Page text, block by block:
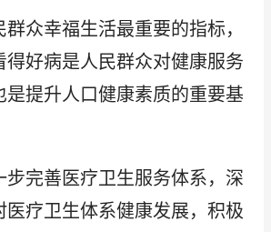
幸福生活最重要的指标，
得好病是人民群众对健康服务
是提升人口健康素质的重要基
完善医疗卫生服务体系，深
医疗卫生体系健康发展，积极